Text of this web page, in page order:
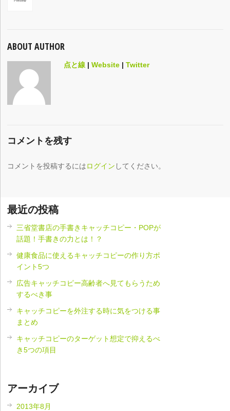
ABOUT AUTHOR
点と線 |Website |Twitter
コメントを残す
コメントを投稿するにはログイン してください。
最近の投稿
三省堂書店の手書きキャッチコピー・POPが
話題！手書きの力とは！？
健康食品に使えるキャッチコピーの作り方ポ
イント5つ
広告キャッチコピー高齢者へ見てもらうため
するべき事
キャッチコピーを外注する時に気をつける事
まとめ
キャッチコピーのターゲット想定で抑えるべ
き5つの項目
アーカイブ
2013年8月